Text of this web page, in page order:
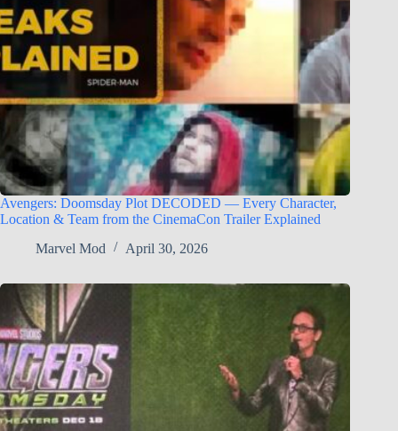
Avengers: Doomsday Plot DECODED — Every Character,
Location & Team from the CinemaCon Trailer Explained
Marvel Mod
April 30, 2026